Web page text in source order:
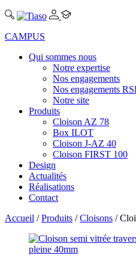
CAMPUS
Qui sommes nous
Notre expertise
Nos engagements
Nos engagements
Notre site
Produits
Cloison AZ 78
Box ILOT
Cloison J-AZ 40
Cloison FIRST 100
Design
Actualités
Réalisations
Contact
Accueil /Produits /Cloisons /